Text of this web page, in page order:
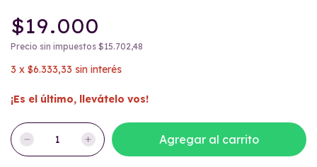
$19.000
Precio sin impuestos $15.702,48
3 x $6.333,33 sin interés
¡Es el último, llevátelo vos!